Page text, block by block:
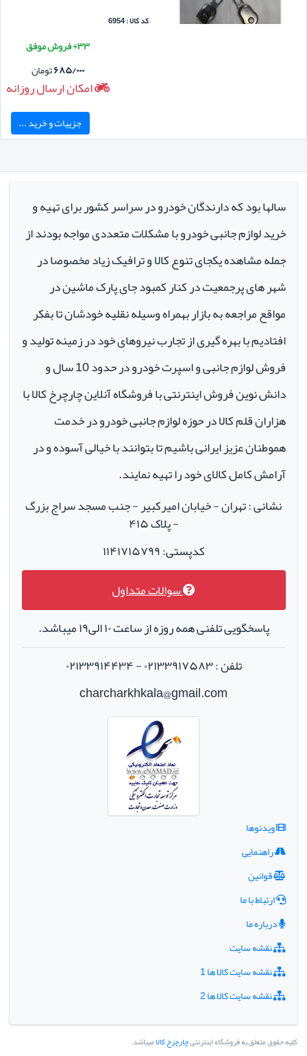
کد کالا : 6954
۳۳+ فروش موفق
۶۸۵/۰۰۰تومان
امکان ارسال روزانه
جزییات و خرید ...
سالها بود که دارندگان خودرو در سراسر کشور برای تهیه و
خرید لوازم جانبی خودرو با مشکلات متعددی مواجه بودند از
جمله مشاهده یکجای تنوع کالا و ترافیک زیاد مخصوصا در
شهر های پرجمعیت در کنار کمبود جای پارک ماشین در
مواقع مراجعه به بازار بهمراه وسیله نقلیه خودشان تا بفکر
افتادیم با بهره گیری از تجارب نیروهای خود در زمینه تولید و
فروش لوازم جانبی و اسپرت خودرو در حدود 10 سال و
دانش نوین فروش اینترنتی با فروشگاه آنلاین چارچرخ کالا با
هزاران قلم کالا در حوزه لوازم جانبی خودرو در خدمت
هموطنان عزیز ایرانی باشیم تا بتوانند با خیالی آسوده و در
آرامش کامل کالای خود را تهیه نمایند.
نشانی : تهران - خیابان امیرکبیر - جنب مسجد سراج بزرگ
- پلاک ۴۱۵
کدپستی: ۱۱۴۱۷۱۵۷۹۹
سوالات متداول
پاسخگویی تلفنی همه روزه از ساعت ۱۰ الی۱۹ میباشد.
تلفن : ۰۲۱۳۳۹۱۷۵۸۳ - ۰۲۱۳۳۹۱۴۴۳۴
charcharkhkala@gmail.com
ویدئوها
راهنمایی
قوانین
ارتباط با ما
درباره ما
نقشه سایت
نقشه سایت کالا ها 1
نقشه سایت کالا ها 2
کلیه حقوق متعلق به فروشگاه اینترنتیچارچرخ کالامیباشد.